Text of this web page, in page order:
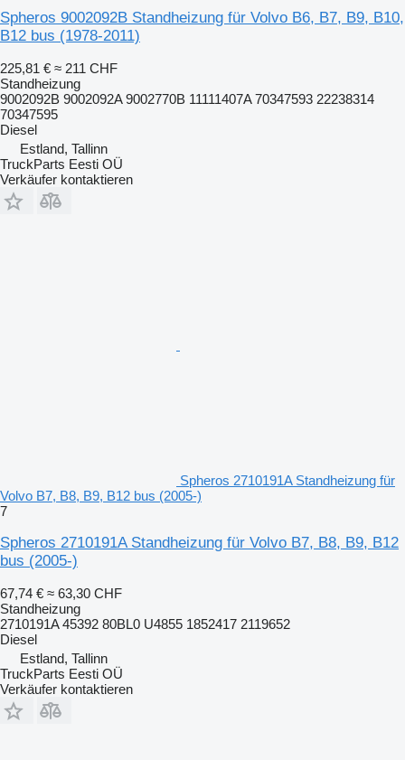
Spheros 9002092B Standheizung für Volvo B6, B7, B9, B10,
B12 bus (1978-2011)
225,81 € ≈ 211 CHF
Standheizung
9002092B 9002092A 9002770B 11111407A 70347593 22238314
70347595
Diesel
Estland, Tallinn
TruckParts Eesti OÜ
Verkäufer kontaktieren
Spheros 2710191A Standheizung für
Volvo B7, B8, B9, B12 bus (2005-)
7
Spheros 2710191A Standheizung für Volvo B7, B8, B9, B12
bus (2005-)
67,74 € ≈ 63,30 CHF
Standheizung
2710191A 45392 80BL0 U4855 1852417 2119652
Diesel
Estland, Tallinn
TruckParts Eesti OÜ
Verkäufer kontaktieren